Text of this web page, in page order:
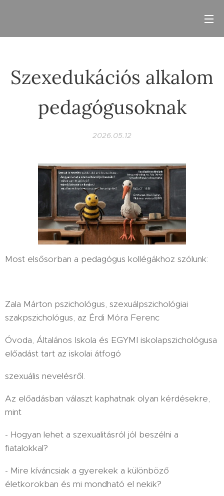
Szexedukációs alkalom
pedagógusoknak
2026.05.12
Most elsősorban a pedagógus kollégákhoz szólunk:
Zala Márton pszichológus, szexuálpszichológiai
szakpszichológus, az Érdi Móra Ferenc
Óvoda, Általános Iskola és EGYMI iskolapszichológusa
előadást tart az iskolai átfogó
szexuális nevelésről.
Az előadásban választ kaphatnak olyan kérdésekre,
mint
- Hogyan lehet a szexualitásról jól beszélni a
fiatalokkal?
- Mire kíváncsiak a gyerekek a különböző
életkorokban és mi mondható el nekik?